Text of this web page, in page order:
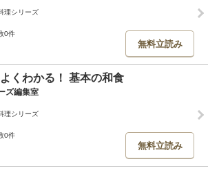
理シリーズ
0件
無料立読み
くわかる！ 基本の和食
ズ編集室
理シリーズ
0件
無料立読み